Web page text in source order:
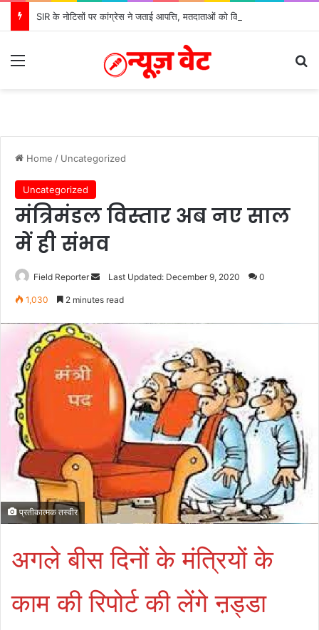
Menu
Home / Uncategorized
Uncategorized
मंत्रिमंडल विस्तार अब नए साल
में ही संभव
Field Reporter
SendLast Updated: December 9, 2020 0
1,030 2 minutes read
प्रतीकात्मक तस्वीर
अगले बीस दिनों के मंत्रियों के
काम की रिपोर्ट की लेंगे ऩड्डा